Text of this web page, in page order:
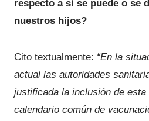
respecto a si se puede o se
nuestros hijos?
Cito textualmente: “En la
actual las autoridades
justificada la inclusión de esta
calendario común de